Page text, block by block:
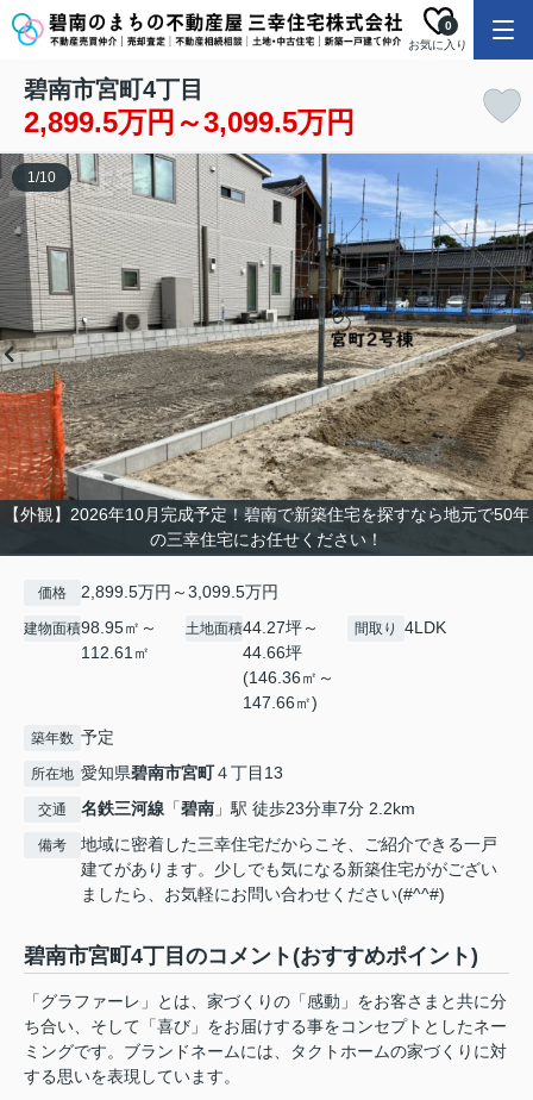
お気に入り
0
碧南市宮町4丁目
2,899.5万円～3,099.5万円
【外観】2026年10月完成予定！碧南で新築住宅を探すなら地元で50年
の三幸住宅にお任せください！
1/10
価格 2,899.5万円～3,099.5万円
建物面積98.95㎡～
112.61㎡
土地面積44.27坪～
44.66坪
(146.36㎡～
147.66㎡)
間取り 4LDK
築年数 予定
所在地 愛知県碧南市宮町４丁目13
交通 名鉄三河線 「碧南 」駅 徒歩23分車7分 2.2km
備考
地域に密着した三幸住宅だからこそ、ご紹介できる一戸
建てがあります。少しでも気になる新築住宅ががござい
ましたら、お気軽にお問い合わせください(#^^#)
碧南市宮町4丁目のコメント(おすすめポイント)
「グラファーレ」とは、家づくりの「感動」をお客さまと共に分
ち合い、そして「喜び」をお届けする事をコンセプトとしたネー
ミングです。ブランドネームには、タクトホームの家づくりに対
する思いを表現しています。